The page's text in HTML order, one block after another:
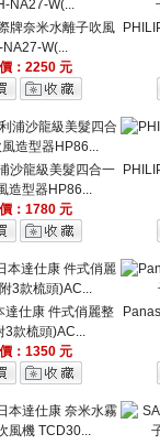
牌奈米水離子吹風
NA27-W(...
：2250 元
沙龍級美髮四合一
造型器HP86...
：1780 元
達仕康 件式俏麗整
3款梳頭)AC...
：1350 元